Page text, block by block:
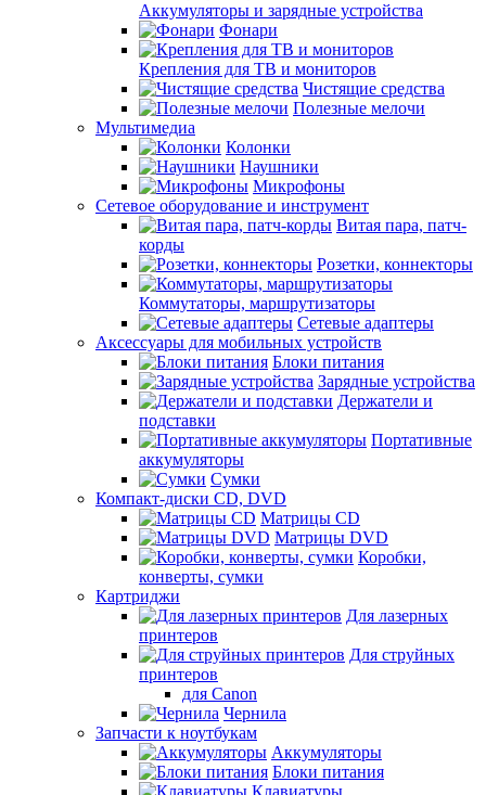
Аккумуляторы и зарядные устройства
Фонари
Крепления для ТВ и мониторов
Чистящие средства
Полезные мелочи
Мультимедиа
Колонки
Наушники
Микрофоны
Сетевое оборудование и инструмент
Витая пара, патч-
корды
Розетки, коннекторы
Коммутаторы, маршрутизаторы
Сетевые адаптеры
Аксессуары для мобильных устройств
Блоки питания
Зарядные устройства
Держатели и
подставки
Портативные
аккумуляторы
Сумки
Компакт-диски CD, DVD
Матрицы CD
Матрицы DVD
Коробки,
конверты, сумки
Картриджи
Для лазерных
принтеров
Для струйных
принтеров
для Canon
Чернила
Запчасти к ноутбукам
Аккумуляторы
Блоки питания
Клавиатуры